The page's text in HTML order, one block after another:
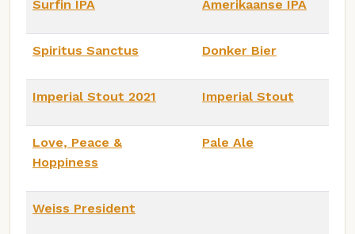
Surfin IPA Amerikaanse IPA
Spiritus Sanctus Donker Bier
Imperial Stout 2021 Imperial Stout
Love, Peace &
Hoppiness
Pale Ale
Weiss President